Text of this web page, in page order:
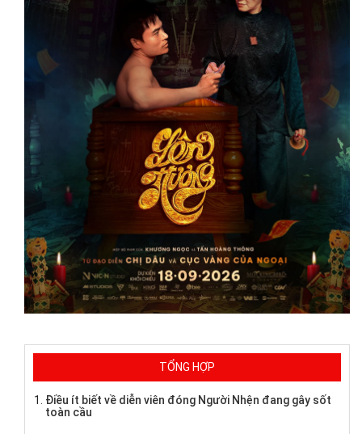
TỔNG HỢP
Điều ít biết về diễn viên đóng Người Nhện đang gây sốt
toàn cầu